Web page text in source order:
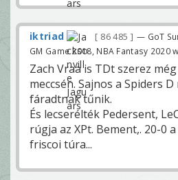
iktriad 86 485
— GoT
GM Game 2018, NBA Fantasy 2020
Zach Vraa is TDt szerez
meccsén. Sajnos a Spiders
fáradtnak tűnik.
És lecserélték Pedersent,
rúgja az XPt. Bement,. 20-0
friscoi túra...